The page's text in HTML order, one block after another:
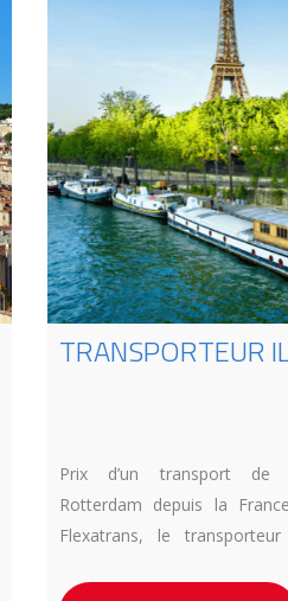
TRANSPORTEUR
Prix d’un transport de
Rotterdam depuis la
Flexatrans, le